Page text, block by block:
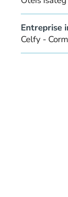
Entreprise
Celfy -